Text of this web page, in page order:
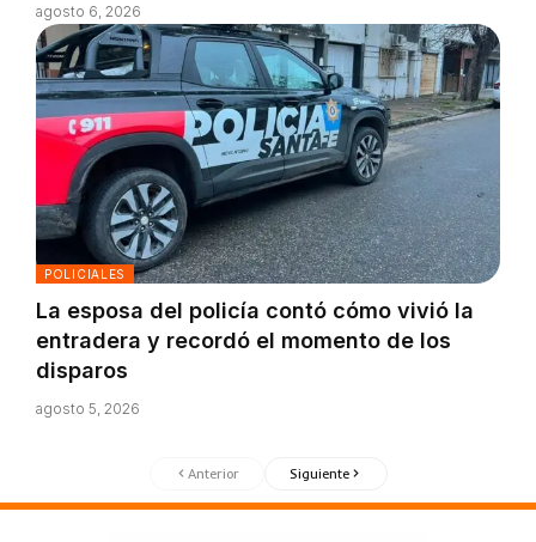
agosto 6, 2026
POLICIALES
La esposa del policía contó cómo vivió la
entradera y recordó el momento de los
disparos
agosto 5, 2026
Anterior Siguiente